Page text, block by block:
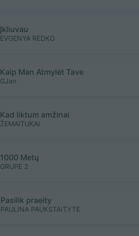
Įkliuvau
EVGENYA REDKO
Kaip Man Atmylėt Tave
GJan
Kad liktum amžinai
ŽEMAITUKAI
1000 Metų
GRUPE 2
Pasilik praeity
PAULINA PAUKSTAITYTE